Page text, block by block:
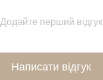
Додайте перший відгук
Написати відгук